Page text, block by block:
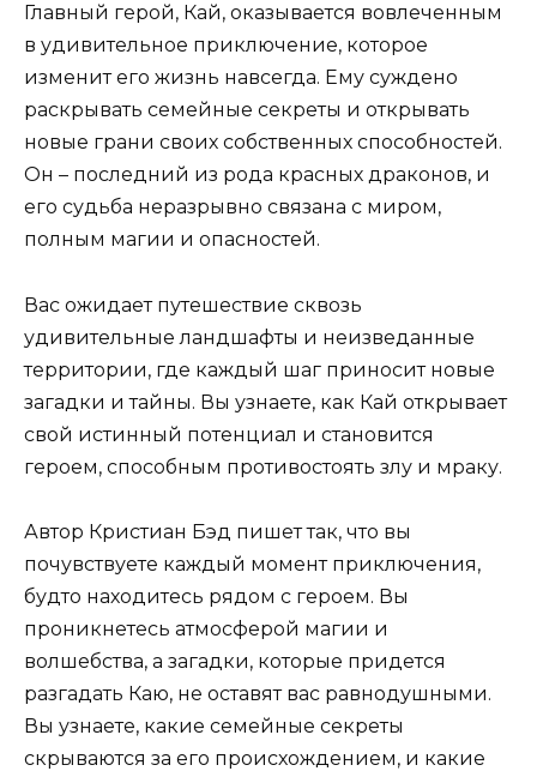
Главный герой, Кай, оказывается вовлеченным
в удивительное приключение, которое
изменит его жизнь навсегда. Ему суждено
раскрывать семейные секреты и открывать
новые грани своих собственных способностей.
Он – последний из рода красных драконов, и
его судьба неразрывно связана с миром,
полным магии и опасностей.
Вас ожидает путешествие сквозь
удивительные ландшафты и неизведанные
территории, где каждый шаг приносит новые
загадки и тайны. Вы узнаете, как Кай открывает
свой истинный потенциал и становится
героем, способным противостоять злу и мраку.
Автор Кристиан Бэд пишет так, что вы
почувствуете каждый момент приключения,
будто находитесь рядом с героем. Вы
проникнетесь атмосферой магии и
волшебства, а загадки, которые придется
разгадать Каю, не оставят вас равнодушными.
Вы узнаете, какие семейные секреты
скрываются за его происхождением, и какие